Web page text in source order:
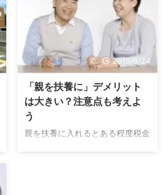
つときにある考え方をすることに
よって、その後の彼氏に対する態
度や考え方も変わってくるのでは
ないかと私は思います。 その2つ
を紹介させていただきますね。
態とは？ どうして好きな人に腹
が立ってしまうのでしょうか？
こんなに相手のことが好きなのに
腹が立つと自己嫌悪に陥ったりし
2019/6/24
「親を扶養に」デメリット
は大きい？注意点も考えよ
う
親を扶養に入れるとある程度税金